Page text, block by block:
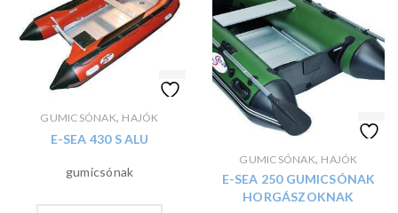
GUMICSÓNAK, HAJÓK
E-SEA 430 S ALU
gumicsónak
GUMICSÓNAK, HAJÓK
E-SEA 250 GUMICSÓNAK
HORGÁSZOKNAK